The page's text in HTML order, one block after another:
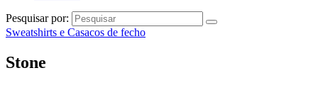
Pesquisar por:
Sweatshirts e Casacos de fecho
Stone